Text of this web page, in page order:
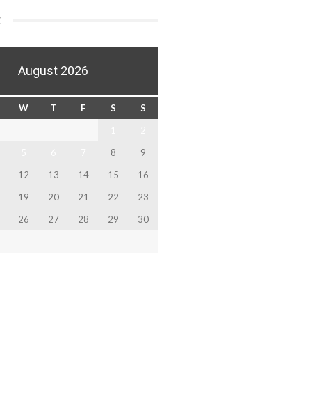
August 2026
W T F S
S
8
9
12 13 14 15
16
19 20 21 22
23
26 27 28 29
30